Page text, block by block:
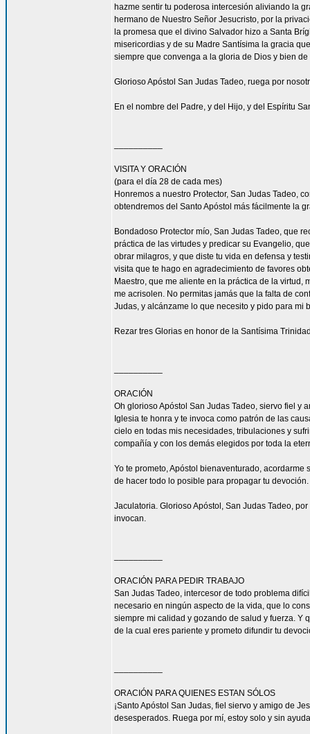
hazme sentir tu poderosa intercesión aliviando la
hermano de Nuestro Señor Jesucristo, por la
la promesa que el divino Salvador hizo a Santa
misericordias y de su Madre Santísima la gracia
siempre que convenga a la gloria de Dios y bien de
Glorioso Apóstol San Judas Tadeo, ruega por
En el nombre del Padre, y del Hijo, y del Espíritu
VISITA Y ORACIÓN
(para el día 28 de cada mes)
Honremos a nuestro Protector, San Judas Tadeo,
obtendremos del Santo Apóstol más fácilmente la
Bondadoso Protector mío, San Judas Tadeo, que
práctica de las virtudes y predicar su Evangelio,
obrar milagros, y que diste tu vida en defensa y
visita que te hago en agradecimiento de favores
Maestro, que me aliente en la práctica de la
me acrisolen. No permitas jamás que la falta de
Judas, y alcánzame lo que necesito y pido para mi
Rezar tres Glorias en honor de la Santísima
ORACIÓN
Oh glorioso Apóstol San Judas Tadeo, siervo fiel y
Iglesia te honra y te invoca como patrón de las
cielo en todas mis necesidades, tribulaciones y
compañía y con los demás elegidos por toda la
Yo te prometo, Apóstol bienaventurado,
de hacer todo lo posible para propagar tu devoción.
Jaculatoria. Glorioso Apóstol, San Judas Tadeo,
invocan.
ORACIÓN PARA PEDIR TRABAJO
San Judas Tadeo, intercesor de todo problema
necesario en ningún aspecto de la vida, que lo
siempre mi calidad y gozando de salud y fuerza. Y
de la cual eres pariente y prometo difundir tu
ORACIÓN PARA QUIENES ESTAN SÓLOS
¡Santo Apóstol San Judas, fiel siervo y amigo de
desesperados. Ruega por mí, estoy solo y sin